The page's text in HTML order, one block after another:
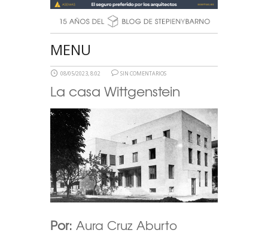
MENU
08/05/2023, 8:02 SIN COMENTARIOS
La casa Wittgenstein
Por: Aura Cruz Aburto